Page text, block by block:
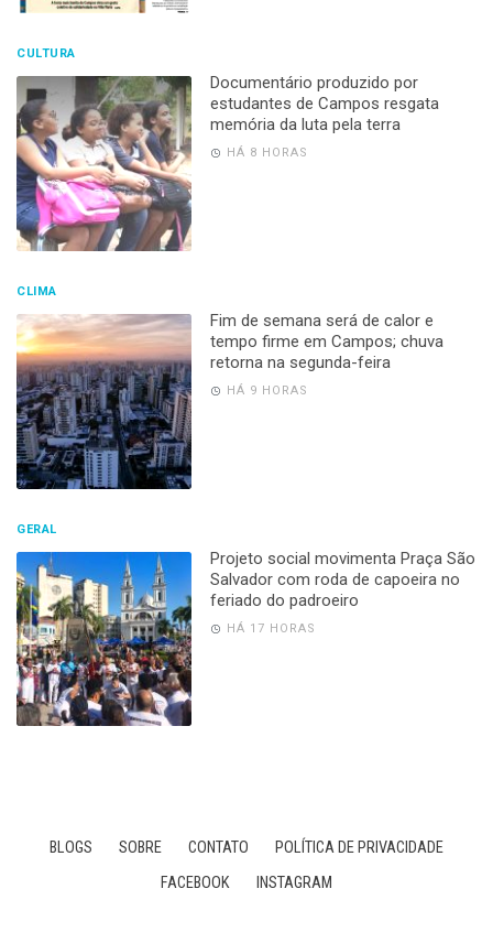
CULTURA
Documentário produzido por
estudantes de Campos resgata
memória da luta pela terra
HÁ 8 HORAS
CLIMA
Fim de semana será de calor e
tempo firme em Campos; chuva
retorna na segunda-feira
HÁ 9 HORAS
GERAL
Projeto social movimenta Praça São
Salvador com roda de capoeira no
feriado do padroeiro
HÁ 17 HORAS
BLOGS SOBRE CONTATO
POLÍTICA DE PRIVACIDADE
FACEBOOK
INSTAGRAM